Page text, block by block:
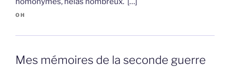
OH
Mes mémoires de la seconde guerre